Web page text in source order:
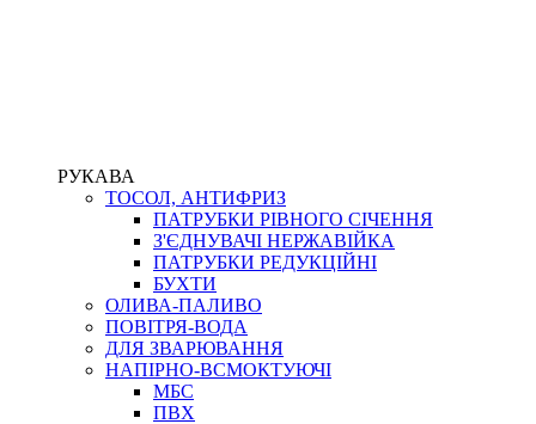
РУКАВА
ТОСОЛ, АНТИФРИЗ
ПАТРУБКИ РІВНОГО СІЧЕННЯ
З'ЄДНУВАЧІ НЕРЖАВІЙКА
ПАТРУБКИ РЕДУКЦІЙНІ
БУХТИ
ОЛИВА-ПАЛИВО
ПОВІТРЯ-ВОДА
ДЛЯ ЗВАРЮВАННЯ
НАПІРНО-ВСМОКТУЮЧІ
МБС
ПВХ